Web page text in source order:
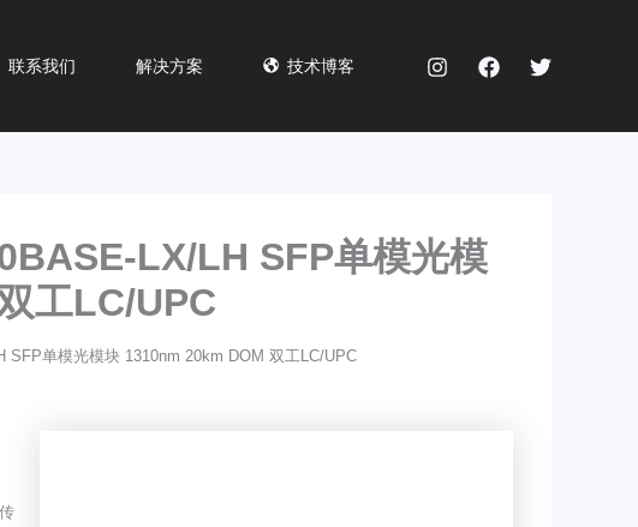
联系我们 解决方案 技术博客
LX/LH SFP单模光模
工LC/UPC
SFP单模光模块 1310nm 20km DOM 双工LC/UPC